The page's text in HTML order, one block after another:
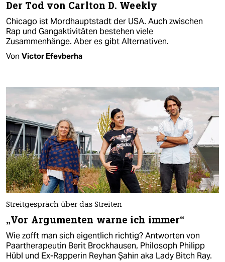
Der Tod von Carlton D. Weekly
Chicago ist Mordhauptstadt der USA. Auch zwischen
Rap und Gangaktivitäten bestehen viele
Zusammenhänge. Aber es gibt Alternativen.
Von Victor Efevberha
Streitgespräch über das Streiten
„Vor Argumenten warne ich immer“
Wie zofft man sich eigentlich richtig? Antworten von
Paartherapeutin Berit Brockhausen, Philosoph Philipp
Hübl und Ex-Rapperin Reyhan Şahin aka Lady Bitch Ray.